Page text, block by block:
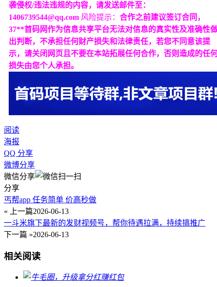
袭侵权/违法违规的内容，请发送邮件至：
1406739544@qq.com 风险提示： 合作之前建议签订合同，
37**首码网作为信息共享平台无法对信息的真实性及准确性
出判断，不承担任何财产损失和法律责任，若您不同意该提
示，请关闭网页且不要在本站拓展任何合作，否则造成的任
损失由您个人承担。
阅读
海报
QQ 分享
微博分享
微信分享
分享
丐帮app 任务简单 价高秒做
« 上一篇2026-06-13
一斗米旗下最新的发财视频号，帮你待遇拉满，持续搞推广
下一篇 »2026-06-13
相关阅读